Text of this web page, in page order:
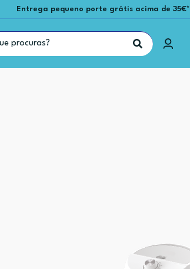
Entrega pequeno porte grátis acima de 35€*